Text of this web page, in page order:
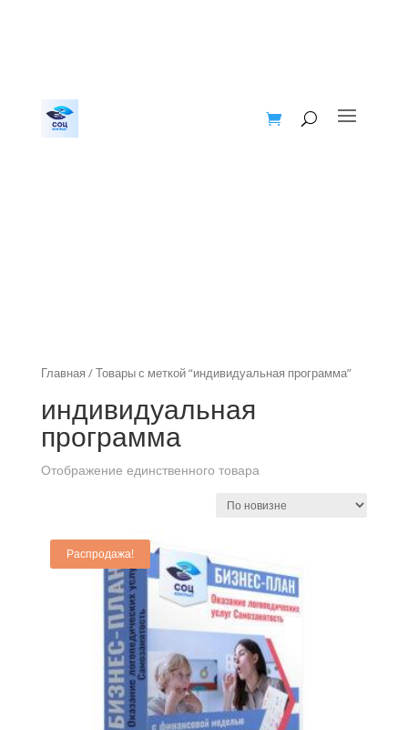
Главная / Товары с меткой “индивидуальная программа”
индивидуальная
программа
Отображение единственного товара
Распродажа!